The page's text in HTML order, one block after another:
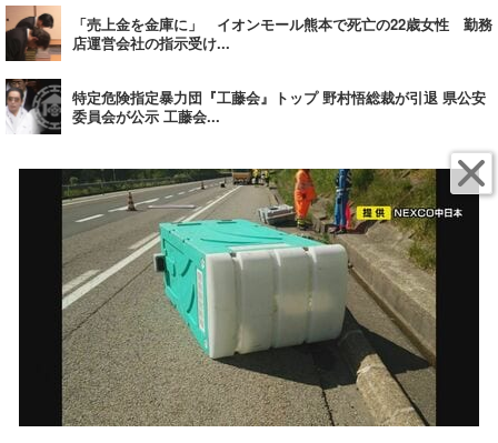
「売上金を金庫に」 イオンモール熊本で死亡の22歳女性 勤務
店運営会社の指示受け...
特定危険指定暴力団『工藤会』トップ 野村悟総裁が引退 県公安
委員会が公示 工藤会...